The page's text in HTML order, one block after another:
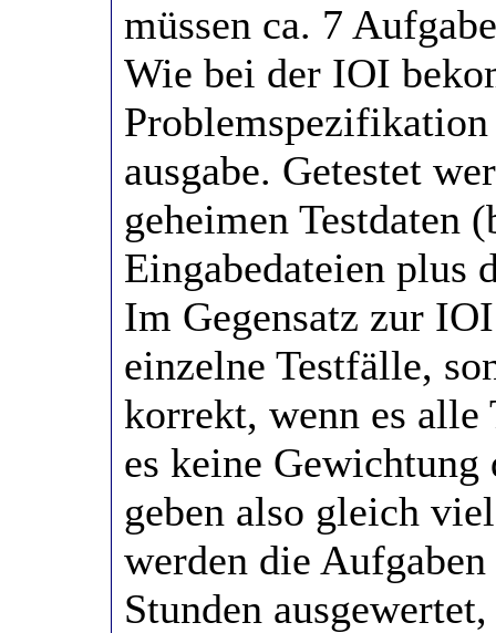
müssen ca. 7
Wie bei der IOI
ausgabe. Getestet
geheimen Testdaten
Eingabedateien plus
Im Gegensatz zur
einzelne Testfälle,
korrekt, wenn es
es keine
geben also gleich
werden die
Stunden